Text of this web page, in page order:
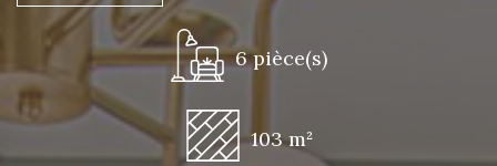
6 pièce(s)
103 m²